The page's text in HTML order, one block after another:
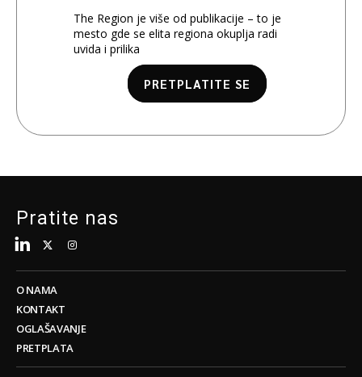
The Region je više od publikacije – to je
mesto gde se elita regiona okuplja radi
uvida i prilika
PRETPLATITE SE
Pratite nas
O NAMA
KONTAKT
OGLAŠAVANJE
PRETPLATA